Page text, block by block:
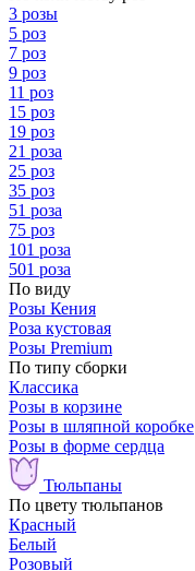
3 розы
5 роз
7 роз
9 роз
11 роз
15 роз
19 роз
21 роза
25 роз
35 роз
51 роза
75 роз
101 роза
501 роза
По виду
Розы Кения
Роза кустовая
Розы Premium
По типу сборки
Классика
Розы в корзине
Розы в шляпной коробке
Розы в форме сердца
Тюльпаны
По цвету тюльпанов
Красный
Белый
Розовый